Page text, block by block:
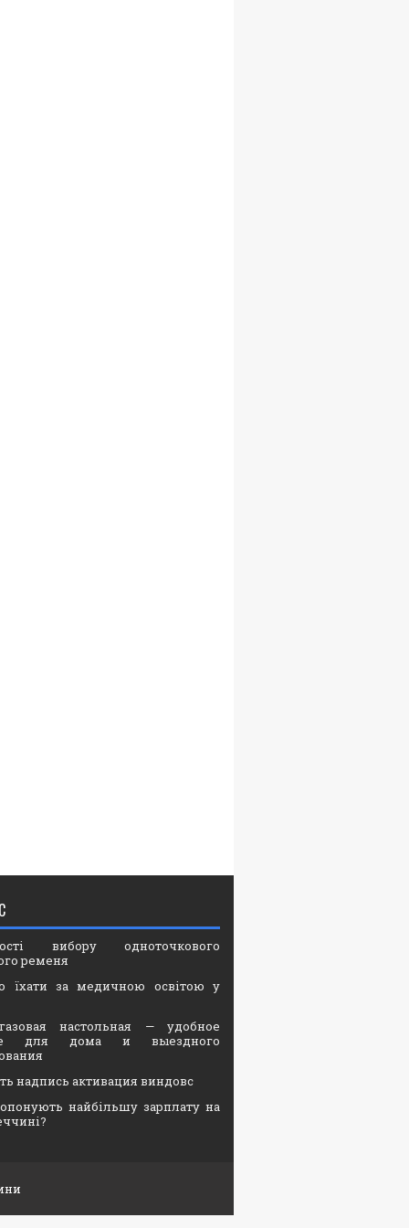
вибору одноточкового
ременя
їхати за медичною освітою у
настольная — удобное
для дома и выездного
надпись активация виндовс
найбільшу зарплату на